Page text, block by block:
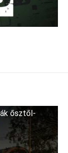
ősztől-